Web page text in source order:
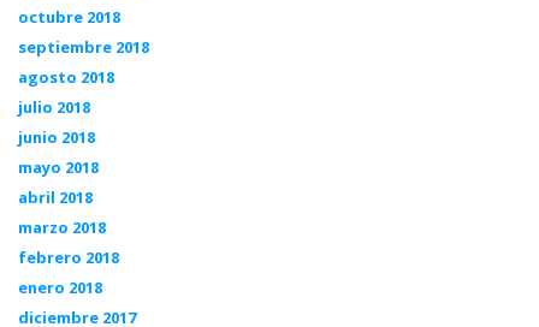
octubre 2018
septiembre 2018
agosto 2018
julio 2018
junio 2018
mayo 2018
abril 2018
marzo 2018
febrero 2018
enero 2018
diciembre 2017